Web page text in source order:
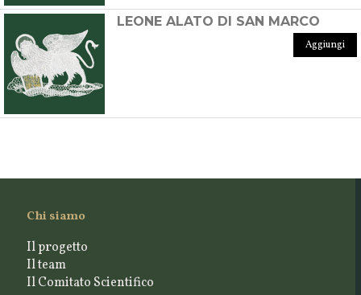
LEONE ALATO DI SAN MARCO
Aggiungi
Chi siamo
Il progetto
Il team
Il Comitato Scientifico